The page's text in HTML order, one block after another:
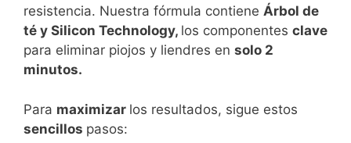
resistencia. Nuestra fórmula contiene Árbol de
té y Silicon Technology, los componentes clave
para eliminar piojos y liendres en solo 2
minutos.
Para maximizar los resultados, sigue estos
sencillos pasos: